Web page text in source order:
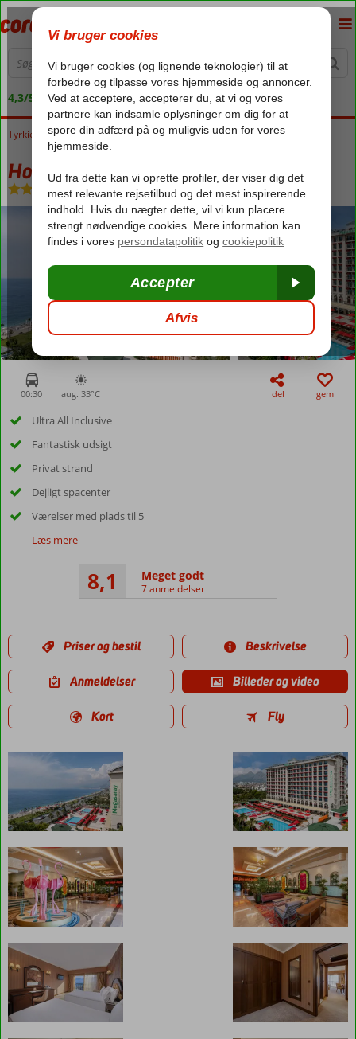
4,3/5 på Trustpilot
Forside
Tyrkiet Tyrkiets sydkyst Antalya Konyaalti Hotel Megasaray Westbeach
Hotel Megasaray Westbeach
Ultra All Inclusive- Hotel
00:30 aug. 33°C del gem
Ultra All Inclusive
Fantastisk udsigt
Privat strand
Dejligt spacenter
Værelser med plads til 5
Læs mere
8,1 Meget godt
7 anmeldelser
Priser og bestil Beskrivelse
Anmeldelser Billeder og video
Kort Fly